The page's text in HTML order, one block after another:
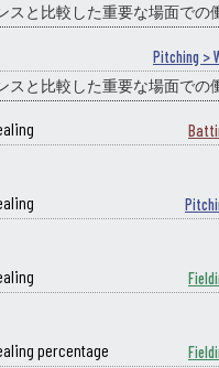
スと比較した重要な場面での
Pitching >
スと比較した重要な場面での
percentage